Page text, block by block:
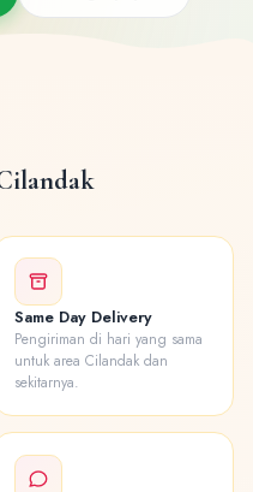
Same Day Delivery
Pengiriman di hari yang sama
untuk area Cilandak dan
sekitarnya.